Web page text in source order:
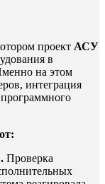
проект АСУ
в
на этом
интеграция
Проверка